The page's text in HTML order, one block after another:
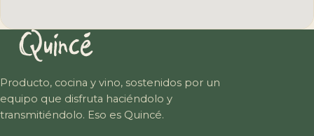
Producto, cocina y vino, sostenidos por un
equipo que disfruta haciéndolo y
transmitiéndolo. Eso es Quincé.